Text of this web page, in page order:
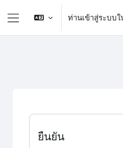
ข้ามไปที่เนื้อหาหลัก
ท่านเข้าสู่ระบบ
ยืนยัน